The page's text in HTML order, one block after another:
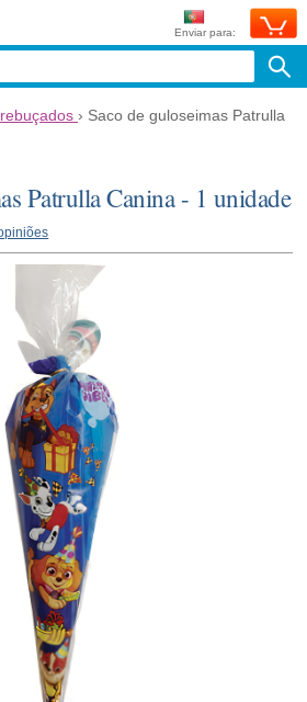
Enviar para:
› Saco de guloseimas Patrulla
Patrulla Canina - 1 unidade